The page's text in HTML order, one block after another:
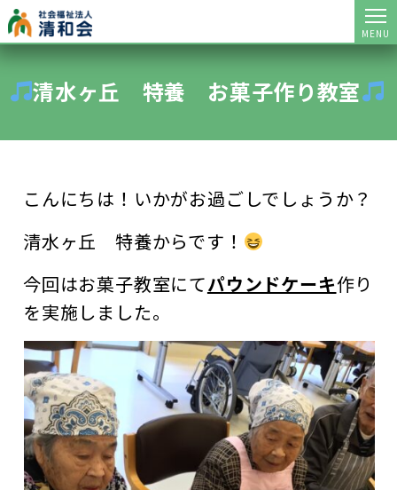
MENU
清水ヶ丘 特養 お菓子作り教室
こんにちは！いかがお過ごしでしょうか？
清水ヶ丘 特養からです！
今回はお菓子教室にてパウンドケーキ作り
を実施しました。